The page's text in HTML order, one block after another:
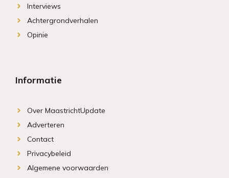
Interviews
Achtergrondverhalen
Opinie
Informatie
Over MaastrichtUpdate
Adverteren
Contact
Privacybeleid
Algemene voorwaarden